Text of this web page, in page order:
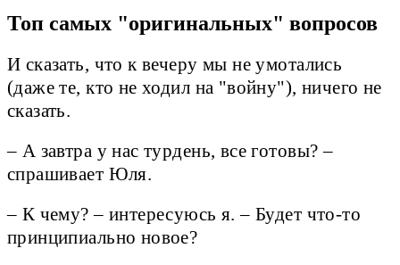
Топ самых "оригинальных" вопросов
И сказать, что к вечеру мы не умотались
(даже те, кто не ходил на "войну"), ничего не
сказать.
– А завтра у нас турдень, все готовы? –
спрашивает Юля.
– К чему? – интересуюсь я. – Будет что-то
принципиально новое?